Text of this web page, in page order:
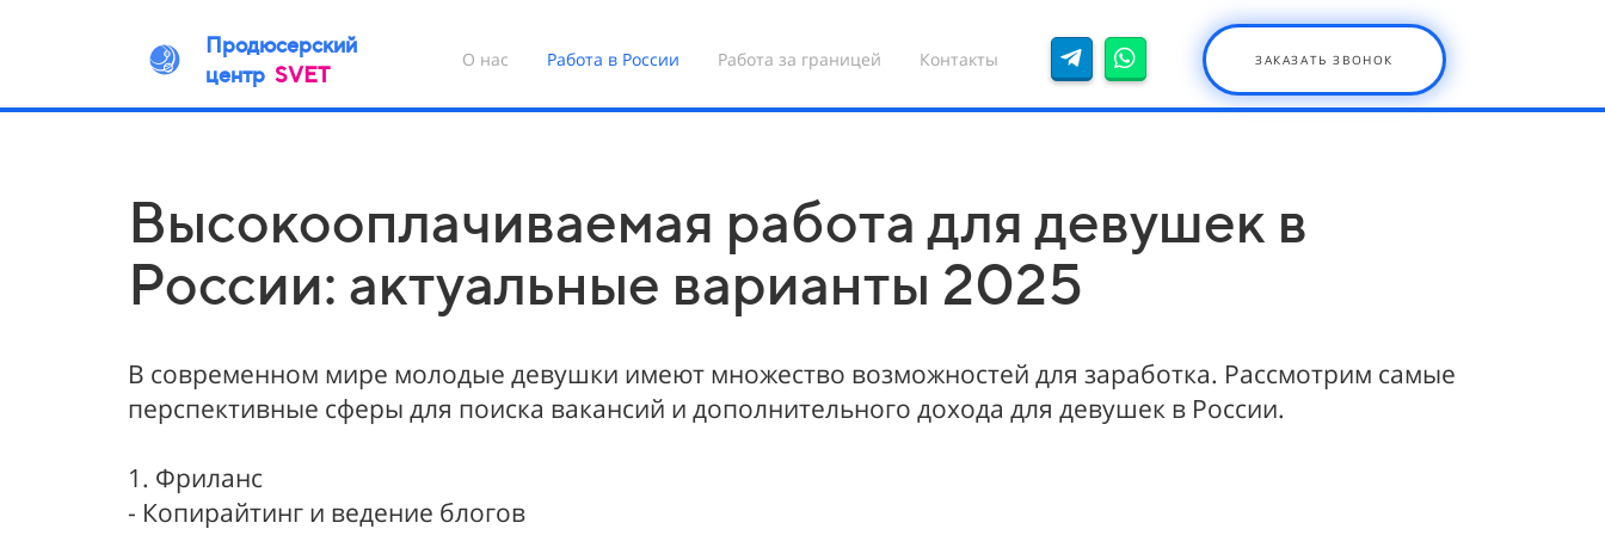
Продюсерский
центр SVET
О нас Работа в России Работа за границей Контакты ЗАКАЗАТЬ ЗВОНОК
Высокооплачиваемая работа для девушек в
России: актуальные варианты 2025
В современном мире молодые девушки имеют множество возможностей для заработка. Рассмотрим самые
перспективные сферы для поиска вакансий и дополнительного дохода для девушек в России.
1. Фриланс
- Копирайтинг и ведение блогов